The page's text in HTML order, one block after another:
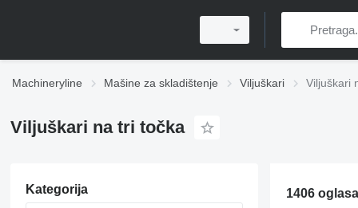
Machineryline Mašine za skladištenje Viljuškari Viljuškari
Viljuškari na tri točka
Kategorija 1406